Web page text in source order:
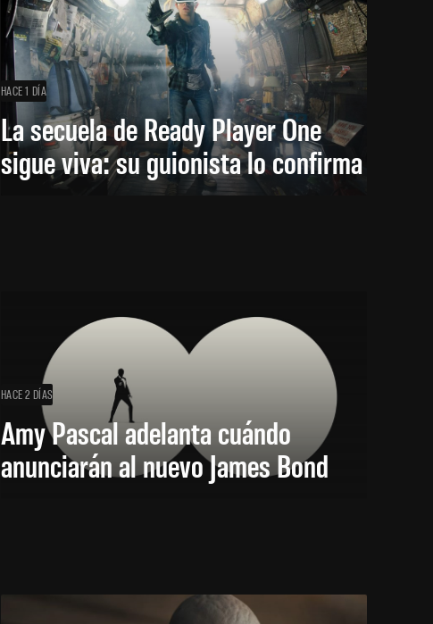
HACE 1 DÍA
La secuela de Ready Player One
sigue viva: su guionista lo confirma
HACE 2 DÍAS
Amy Pascal adelanta cuándo
anunciarán al nuevo James Bond